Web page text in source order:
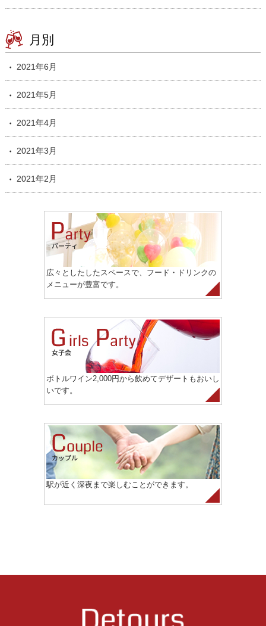
月別
2021年6月
2021年5月
2021年4月
2021年3月
2021年2月
広々としたしたスペースで、フード・ドリンクの
メニューが豊富です。
ボトルワイン2,000円から飲めてデザートもおいし
いです。
駅が近く深夜まで楽しむことができます。